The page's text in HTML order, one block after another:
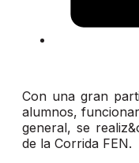
Con una gran
alumnos,
general, se
de la Corrida FEN.